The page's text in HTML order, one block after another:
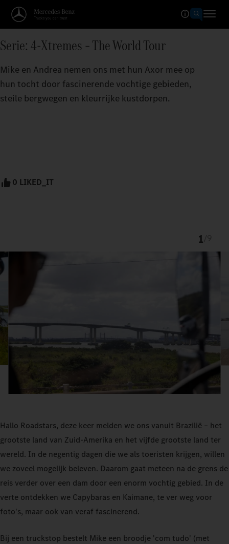
Serie: 4-Xtremes – The World Tour
Mike en Andrea nemen ons met hun Axor mee op
hun tocht door fascinerende vochtige gebieden,
steile bergwegen en kleurrijke kustdorpen.
0 LIKED_IT
1
Hallo Roadstars, deze keer melden we ons vanuit Brazilië – het
grootste land van Zuid-Amerika en het vijfde grootste land ter
wereld. In de negentig dagen die we als toeristen krijgen, willen
we zoveel mogelijk beleven. Daarom gaat meteen na de grens de
reis verder over een dam door een enorm vochtig gebied. In de
verte ontdekken we Capybaras en Kaimane, te ver weg voor
foto's, maar ook van veraf fascinerend.
Bij een truckstop bestelt Mike een broodje 'com tudo' (met